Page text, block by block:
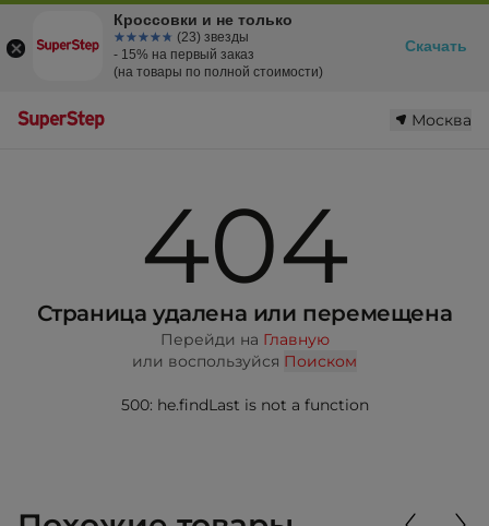
Москва
404
Страница удалена или перемещена
Перейди на Главную
или воспользуйся Поиском
500: he.findLast is not a function
Кроссовки и не только
☆☆☆☆☆
★★★★★ (23) звезды
- 15% на первый заказ
(на товары по полной стоимости)
Скачать